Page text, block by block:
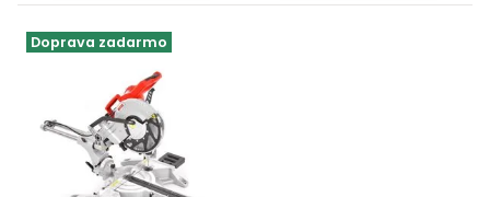
Príslušenstvo
Doprava zadarmo